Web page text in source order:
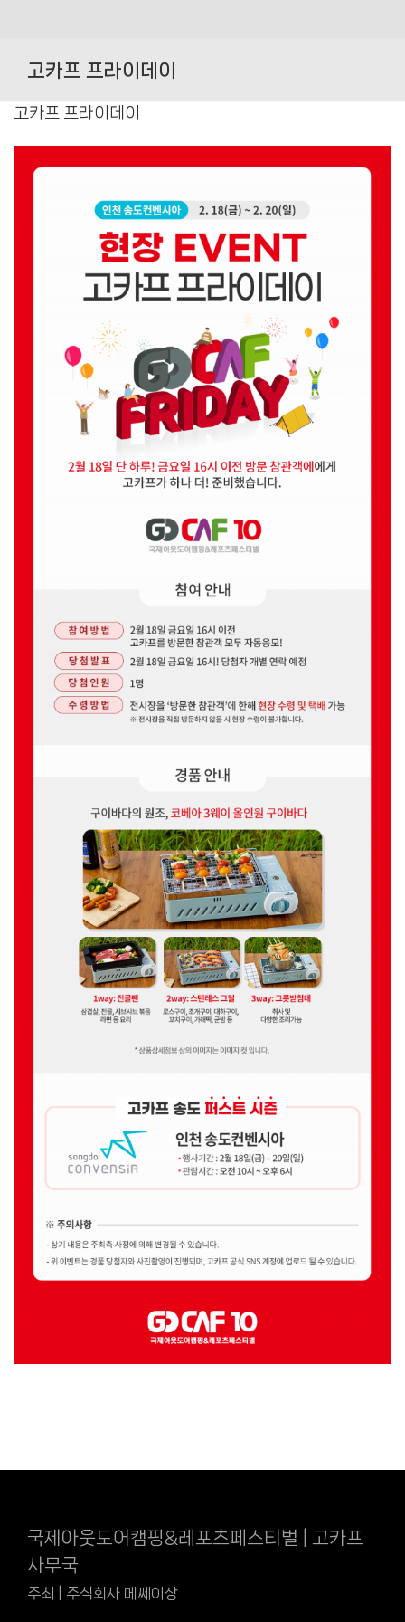
content고카프 프라이데이
고카프 프라이데이
국제아웃도어캠핑&레포츠페스티벌 | 고카프
사무국
주최 | 주식회사 메쎄이상